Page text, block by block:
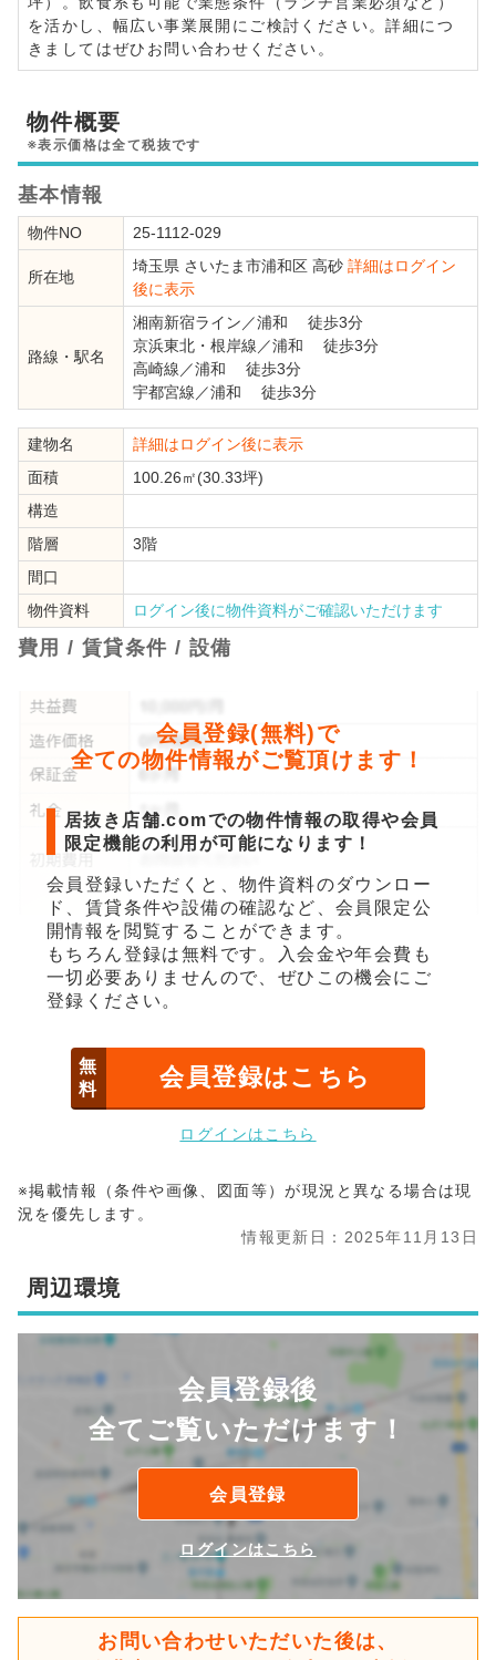
を活かし、幅広い事業展開にご検討ください。詳細につ
きましてはぜひお問い合わせください。
物件概要
※表示価格は全て税抜です
基本情報
物件NO 25-1112-029
所在地
埼玉県 さいたま市浦和区 高砂 詳細はログイン
後に表示
路線・駅名
湘南新宿ライン ／浦和 徒歩3分
京浜東北・根岸線 ／浦和 徒歩3分
高崎線 ／浦和 徒歩3分
宇都宮線 ／浦和 徒歩3分
建物名
詳細はログイン後に表示
面積
100.26㎡(30.33坪)
構造
階層
3階
間口
物件資料
ログイン後に物件資料がご確認いただけます
費用 / 賃貸条件 / 設備
会員登録(無料)で
全ての物件情報がご覧頂けます！
居抜き店舗.comでの物件情報の取得や会員
限定機能の利用が可能になります！
会員登録いただくと、物件資料のダウンロー
ド、賃貸条件や設備の確認など、会員限定公
開情報を閲覧することができます。
もちろん登録は無料です。入会金や年会費も
一切必要ありませんので、ぜひこの機会にご
登録ください。
無
料
会員登録はこちら
ログインはこちら
※掲載情報（条件や画像、図面等）が現況と異なる場合は現
況を優先します。
情報更新日：2025年11月13日
周辺環境
会員登録後
全てご覧いただけます！
会員登録
ログインはこちら
お問い合わせいただいた後は、